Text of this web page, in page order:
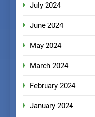
July 2024
June 2024
May 2024
March 2024
February 2024
January 2024